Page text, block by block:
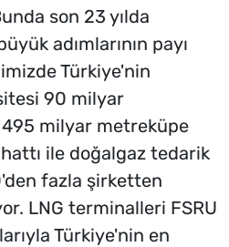
son 23 yılda
adımlarının payı
Türkiye'nin
90 milyar
milyar metreküpe
hattı ile doğalgaz tedarik
fazla şirketten
LNG terminalleri FSRU
Türkiye'nin en